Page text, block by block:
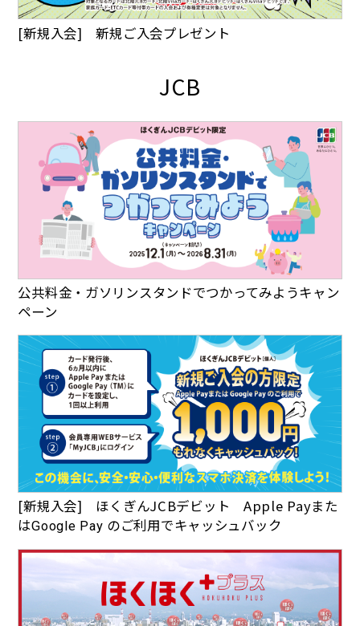
[新規入会] 新規ご入会プレゼント
JCB
公共料金・ガソリンスタンドでつかってみようキャン
ペーン
[新規入会] ほくぎんJCBデビット Apple Payまた
はGoogle Pay のご利用でキャッシュバック